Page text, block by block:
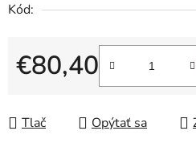
Kód:
€80,40
Jednotková cena:
Tlač Opýtať sa